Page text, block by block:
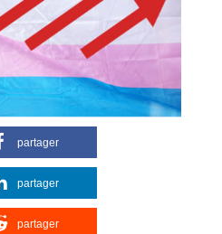
partager
partager
partager